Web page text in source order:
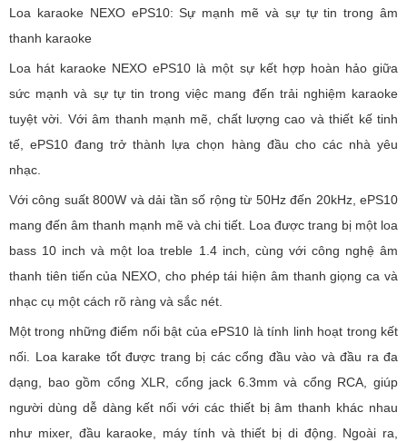
Loa karaoke NEXO ePS10: Sự mạnh mẽ và sự tự tin trong âm
thanh karaoke
Loa hát karaoke NEXO ePS10 là một sự kết hợp hoàn hảo giữa
sức mạnh và sự tự tin trong việc mang đến trải nghiệm karaoke
tuyệt vời. Với âm thanh mạnh mẽ, chất lượng cao và thiết kế tinh
tế, ePS10 đang trở thành lựa chọn hàng đầu cho các nhà yêu
nhạc.
Với công suất 800W và dải tần số rộng từ 50Hz đến 20kHz, ePS10
mang đến âm thanh mạnh mẽ và chi tiết. Loa được trang bị một loa
bass 10 inch và một loa treble 1.4 inch, cùng với công nghệ âm
thanh tiên tiến của NEXO, cho phép tái hiện âm thanh giọng ca và
nhạc cụ một cách rõ ràng và sắc nét.
Một trong những điểm nổi bật của ePS10 là tính linh hoạt trong kết
nối. Loa karake tốt được trang bị các cổng đầu vào và đầu ra đa
dạng, bao gồm cổng XLR, cổng jack 6.3mm và cổng RCA, giúp
người dùng dễ dàng kết nối với các thiết bị âm thanh khác nhau
như mixer, đầu karaoke, máy tính và thiết bị di động. Ngoài ra,